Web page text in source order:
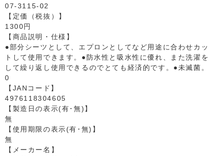
07-3115-02
【定価（税抜）】
1300円
【商品説明・仕様】
●部分シーツとして、エプロンとしてなど用途に合わせカッ
トして使用できます。●防水性と吸水性に優れ、また洗濯を
して繰り返し使用できるのでとても経済的です。●未滅菌。
0
【JANコード】
4976118304605
【製造日の表示(有･無)】
無
【使用期限の表示(有･無)】
無
【メーカー名】